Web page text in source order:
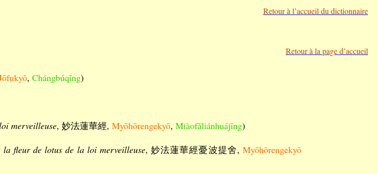
Retour à l’accueil du dictionnaire
Retour à la page d’accueil
, Chángbúqīng)
merveilleuse, 妙法蓮華經, Myōhōrengekyō, Miàofǎliánhuájīng)
fleur de lotus de la loi merveilleuse, 妙法蓮華經憂波提舍,Myōhōrengekyō